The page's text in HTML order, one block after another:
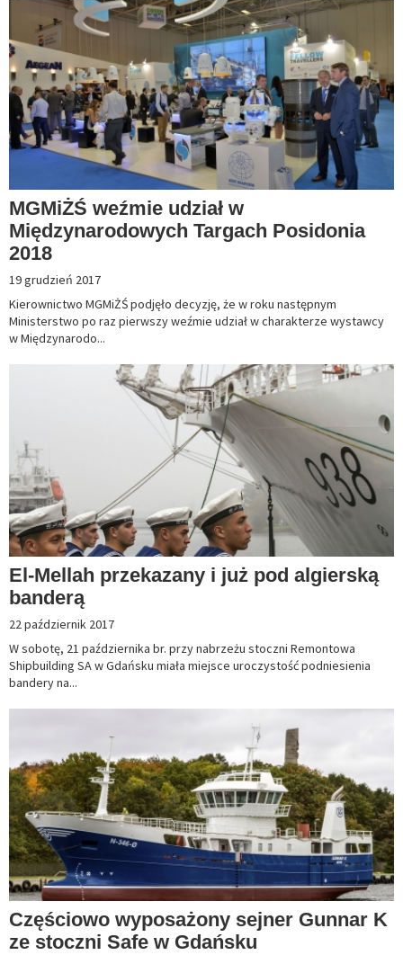
MGMiŻŚ weźmie udział w
Międzynarodowych Targach Posidonia
2018
19 grudzień 2017
Kierownictwo MGMiŻŚ podjęło decyzję, że w roku następnym
Ministerstwo po raz pierwszy weźmie udział w charakterze wystawcy
w Międzynarodo...
El-Mellah przekazany i już pod algierską
banderą
22 październik 2017
W sobotę, 21 października br. przy nabrzeżu stoczni Remontowa
Shipbuilding SA w Gdańsku miała miejsce uroczystość podniesienia
bandery na...
Częściowo wyposażony sejner Gunnar K
ze stoczni Safe w Gdańsku